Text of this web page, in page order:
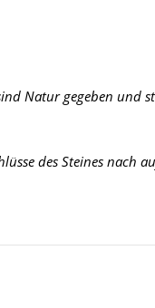
Natur gegeben und
des Steines nach